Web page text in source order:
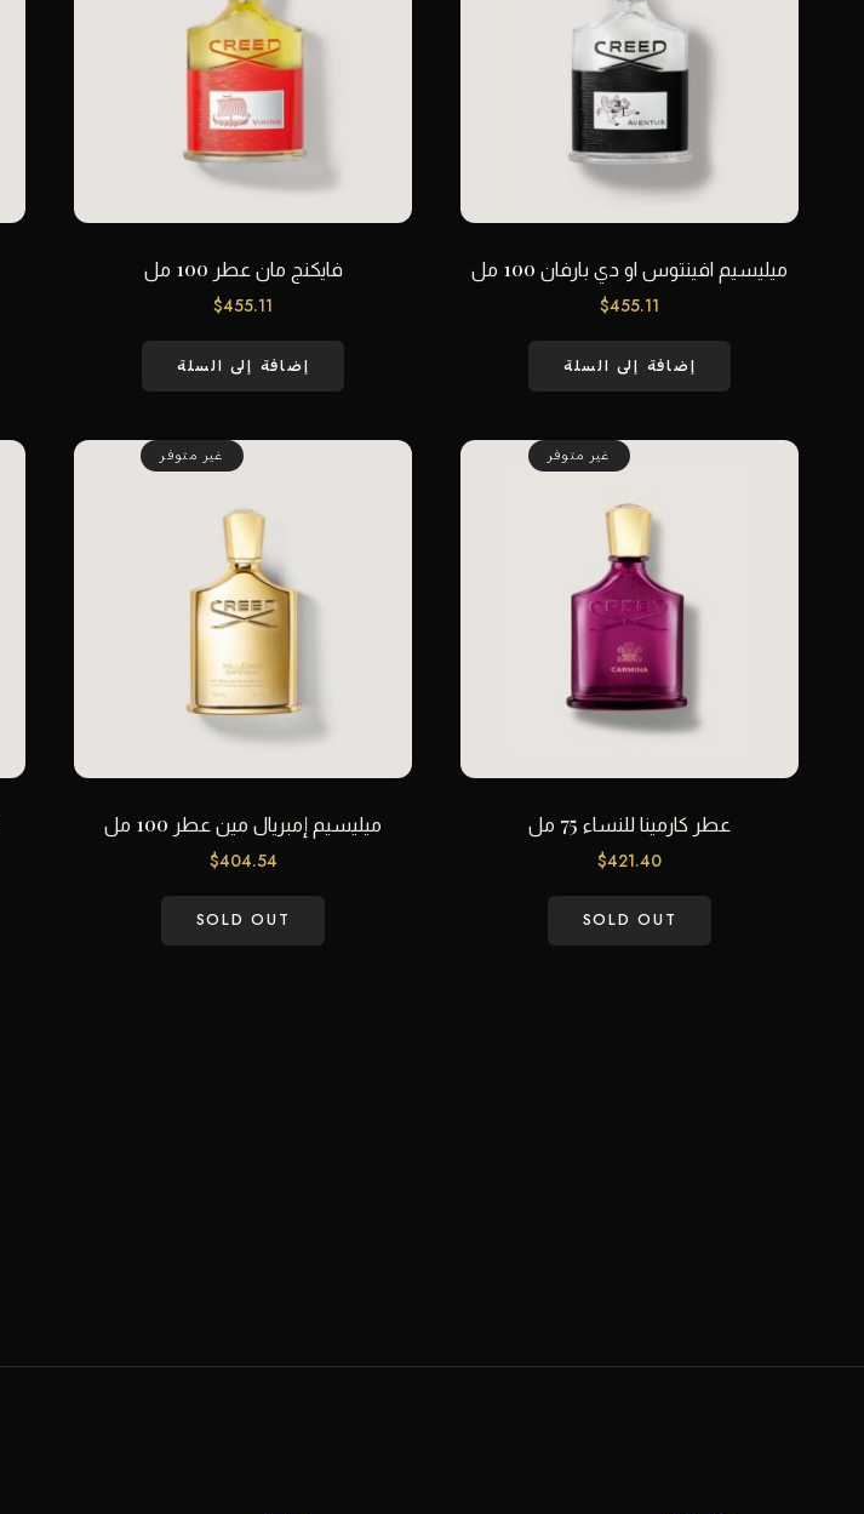
ميليسيم افينتوس او دي بارفان 100 مل
$455.11
إضافة إلى السلة
فايكنج مان عطر 100 مل
$455.11
إضافة إلى السلة
غير متوفر
عطر كارمينا للنساء 75 مل
$421.40
SOLD OUT
غير متوفر
ميليسيم إمبريال مين عطر 100 مل
$404.54
SOLD OUT